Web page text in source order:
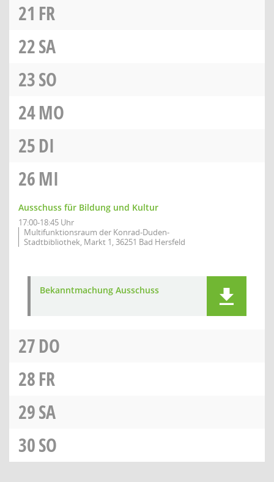
21 FR
22SA
23SO
24MO
25DI
26MI
Ausschuss für Bildung und Kultur
17:00-18:45 Uhr
Multifunktionsraum der Konrad-Duden-
Stadtbibliothek, Markt 1, 36251 Bad Hersfeld
Bekanntmachung Ausschuss
27DO
28FR
29SA
30SO